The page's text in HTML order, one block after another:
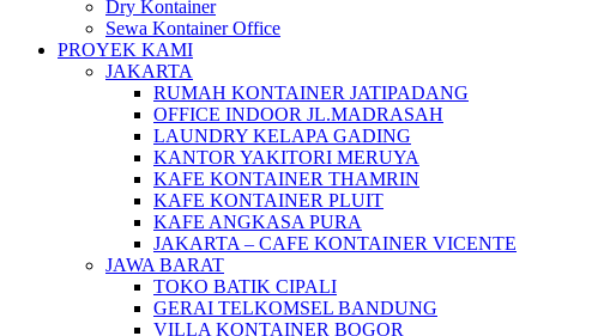
Dry Kontainer
Sewa Kontainer Office
PROYEK KAMI
JAKARTA
RUMAH KONTAINER JATIPADANG
OFFICE INDOOR JL.MADRASAH
LAUNDRY KELAPA GADING
KANTOR YAKITORI MERUYA
KAFE KONTAINER THAMRIN
KAFE KONTAINER PLUIT
KAFE ANGKASA PURA
JAKARTA – CAFE KONTAINER VICENTE
JAWA BARAT
TOKO BATIK CIPALI
GERAI TELKOMSEL BANDUNG
VILLA KONTAINER BOGOR